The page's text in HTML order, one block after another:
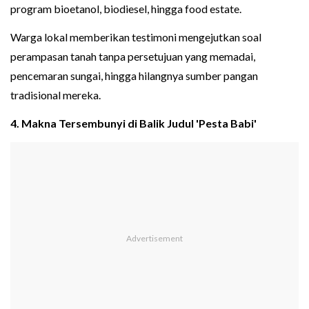
program bioetanol, biodiesel, hingga food estate.
Warga lokal memberikan testimoni mengejutkan soal
perampasan tanah tanpa persetujuan yang memadai,
pencemaran sungai, hingga hilangnya sumber pangan
tradisional mereka.
4. Makna Tersembunyi di Balik Judul 'Pesta Babi'